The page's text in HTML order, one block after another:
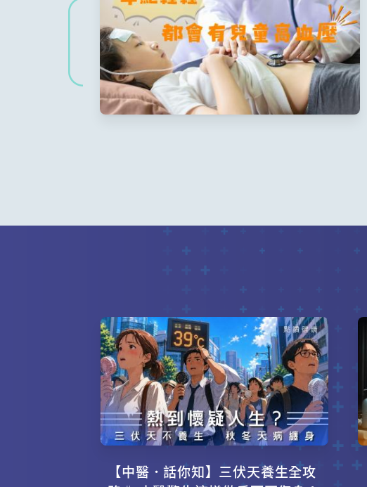
【中醫．話你知】三伏天養生全攻